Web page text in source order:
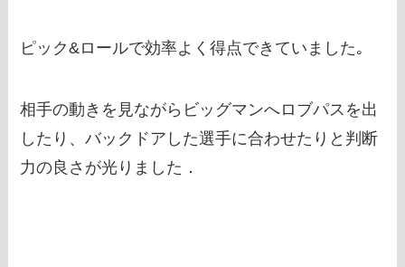
ピック&ロールで効率よく得点できていました｡
相手の動きを見ながらビッグマンへロブパスを出
したり、バックドアした選手に合わせたりと判断
力の良さが光りました．